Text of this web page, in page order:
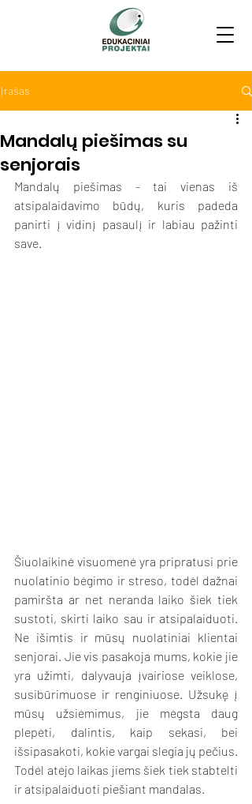
Įrašas
Mandalų piešimas su
senjorais
Mandalų piešimas - tai vienas iš
atsipalaidavimo būdų, kuris padeda
panirti į vidinį pasaulį ir labiau pažinti
save.
Šiuolaikinė visuomenė yra pripratusi prie
nuolatinio bėgimo ir streso, todėl dažnai
pamiršta ar net neranda laiko šiek tiek
sustoti, skirti laiko sau ir atsipalaiduoti.
Ne išimtis ir mūsų nuolatiniai klientai
senjorai. Jie vis pasakoja mums, kokie jie
yra užimti, dalyvauja įvairiose veiklose,
susibūrimuose ir renginiuose. Užsukę į
mūsų užsiėmimus, jie mėgsta daug
plepėti, dalintis, kaip sekasi, bei
išsipasakoti, kokie vargai slegia jų pečius.
Todėl atėjo laikas jiems šiek tiek stabtelti
ir atsipalaiduoti piešiant mandalas.